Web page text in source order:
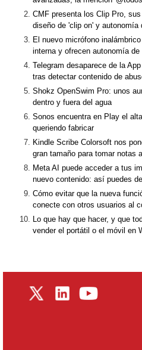
CMF presenta los Clip Pro,
diseño de 'clip on' y autonomía
El nuevo micrófono
interna y ofrecen autonomía de
Telegram desaparece de la
tras detectar contenido de
Shokz OpenSwim Pro: unos
dentro y fuera del agua
Sonos encuentra en Play el
queriendo fabricar
Kindle Scribe Colorsoft nos
gran tamaño para tomar notas
Meta AI puede acceder a tus
nuevo contenido: así puedes
Cómo evitar que la nueva
conecte con otros usuarios al
Lo que hay que hacer, y que
vender el portátil o el móvil en